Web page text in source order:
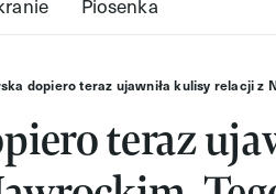
dopiero teraz ujawniła kulisy relacji z
teraz